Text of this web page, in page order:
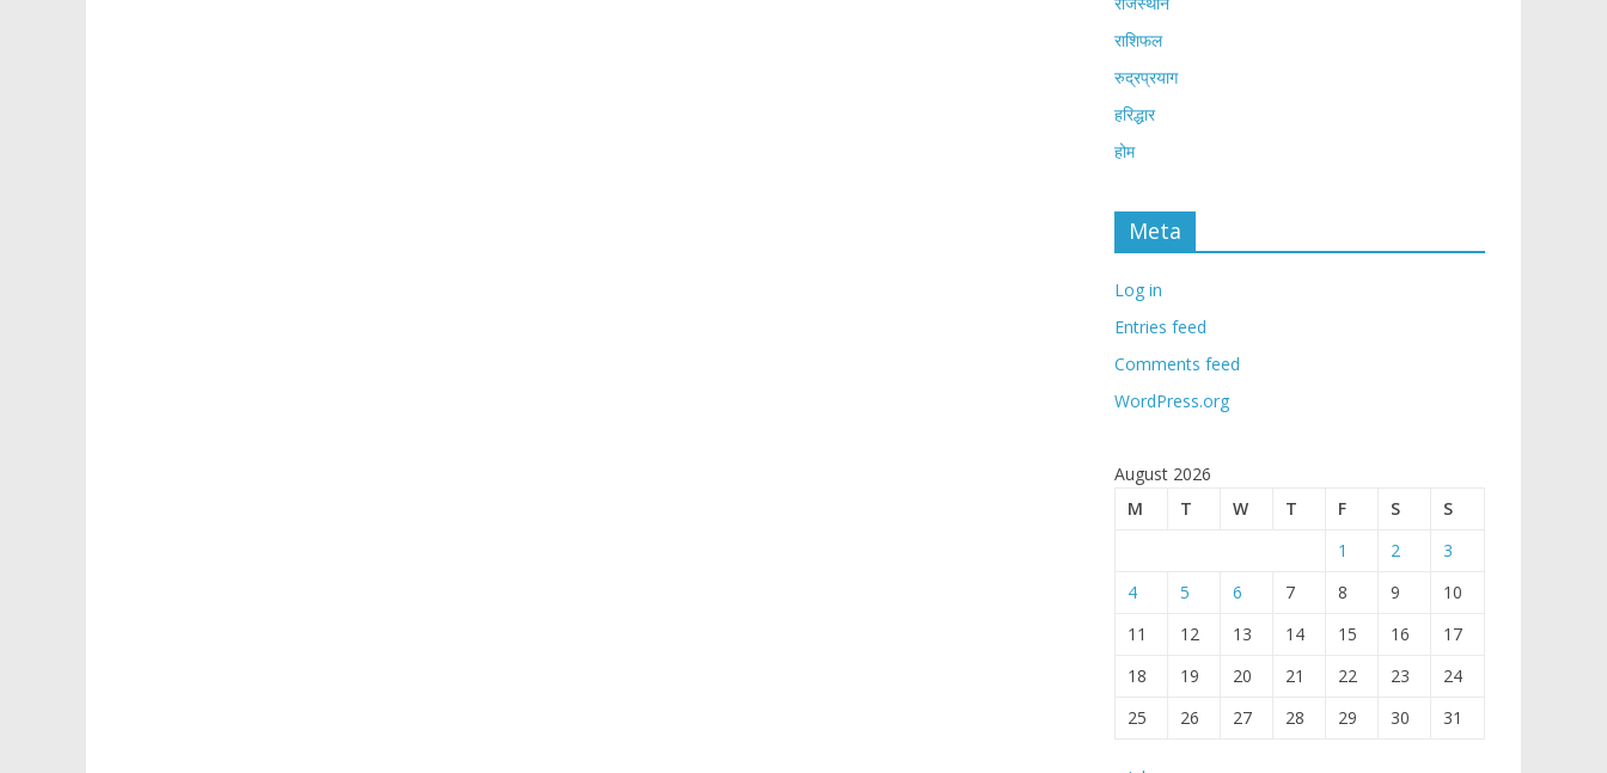
राशिफल
रुद्रप्रयाग
हरिद्धार
होम
Meta
Log in
Entries feed
Comments feed
WordPress.org
August 2026
M
T W T F S
S
1
2
3
4
5 6 7 8 9
10
11
12 13 14 15 16
17
18
19 20 21 22 23
24
25
26 27 28 29 30 31